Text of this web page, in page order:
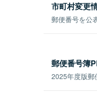
市町村変更
郵便番号を公
郵便番号簿
2025年度版郵